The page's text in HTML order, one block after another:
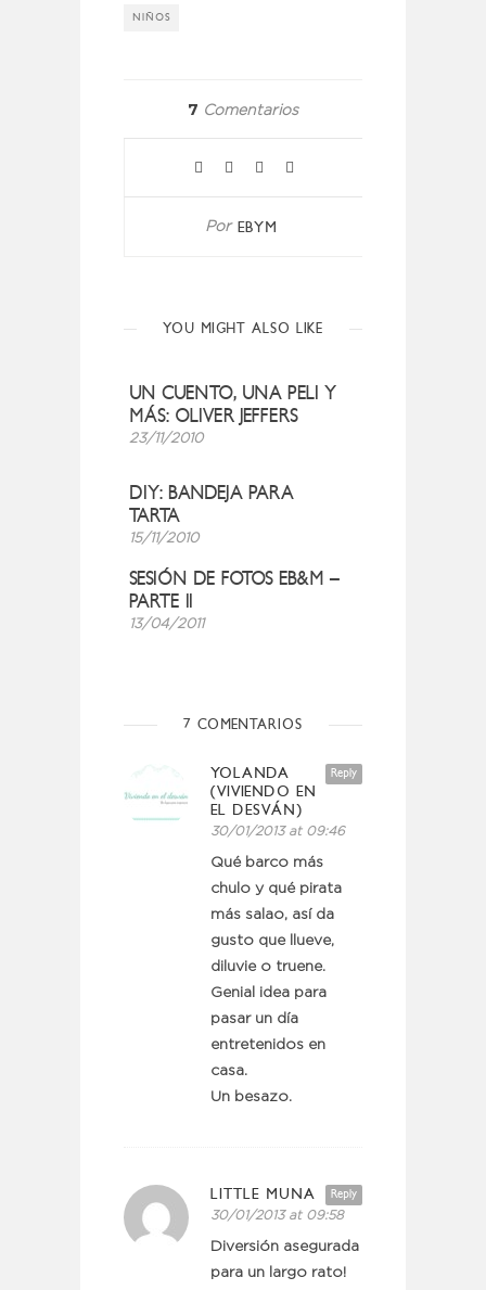
NIÑOS
7 Comentarios
Por EBYM
YOU MIGHT ALSO LIKE
UN CUENTO, UNA PELI Y
MÁS: OLIVER JEFFERS
23/11/2010
DIY: BANDEJA PARA
TARTA
15/11/2010
SESIÓN DE FOTOS EB&M –
PARTE II
13/04/2011
7 COMENTARIOS
Reply
YOLANDA
(VIVIENDO EN
EL DESVÁN)
30/01/2013 at 09:46
Qué barco más
chulo y qué pirata
más salao, así da
gusto que llueve,
diluvie o truene.
Genial idea para
pasar un día
entretenidos en
casa.
Un besazo.
Reply
LITTLE MUNA
30/01/2013 at 09:58
Diversión asegurada
para un largo rato!